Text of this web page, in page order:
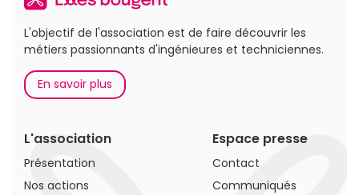
L'objectif de l'association est de faire découvrir les
métiers passionnants d'ingénieures et techniciennes.
En savoir plus
L'association
Présentation
Nos actions
Espace presse
Contact
Communiqués